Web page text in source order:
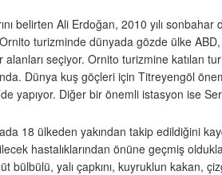
belirten Ali Erdoğan, 2010 yılı
turizminde dünyada gözde ülke
seçiyor. Ornito turizmine katılan
Dünya kuş göçleri için Titreyengöl
yapıyor. Diğer bir önemli istasyon ise
18 ülkeden yakından takip edildiğini
hastalıklarından önüne geçmiş
bülbülü, yalı çapkını, kuyruklun kakan,